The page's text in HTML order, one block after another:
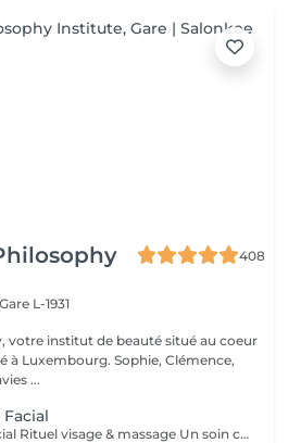
408
Gare L-1931
votre institut de beauté situé au coeur
Sophie, Clémence,
...
Soin Complet Yoga Facial Rituel visage & massage Un soin complet qui associe les étapes essentielles d'un soin du visage à la puissance du Massage Yoga Facial. Après un nettoyage en profondeur, une exfoliation et un travail ciblé de la peau, le massage vient stimuler les muscles, relancer les circulations et relâcher les tensions du visage. Ce rituel se poursuit par l'application de soins adaptés afin d'hydrater, rééquilibrer et révéler l'éclat naturel de votre peau. Le visage paraît plus lisse, plus lumineux et naturellement redessiné. Un soin idéal pour celles et ceux qui souhaitent allier efficacité, relaxation et résultats visibles. Comme chaque soin chez So'Phy, le protocole est adapté en fonction des besoins de votre peau.